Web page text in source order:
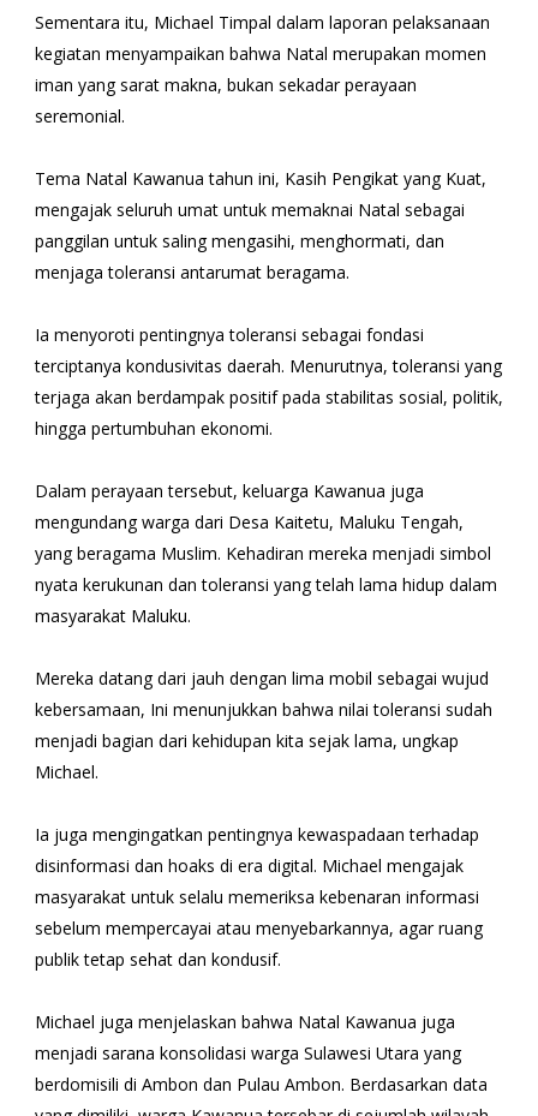
Sementara itu, Michael Timpal dalam laporan pelaksanaan
kegiatan menyampaikan bahwa Natal merupakan momen
iman yang sarat makna, bukan sekadar perayaan
seremonial.
Tema Natal Kawanua tahun ini, Kasih Pengikat yang Kuat,
mengajak seluruh umat untuk memaknai Natal sebagai
panggilan untuk saling mengasihi, menghormati, dan
menjaga toleransi antarumat beragama.
Ia menyoroti pentingnya toleransi sebagai fondasi
terciptanya kondusivitas daerah. Menurutnya, toleransi yang
terjaga akan berdampak positif pada stabilitas sosial, politik,
hingga pertumbuhan ekonomi.
Dalam perayaan tersebut, keluarga Kawanua juga
mengundang warga dari Desa Kaitetu, Maluku Tengah,
yang beragama Muslim. Kehadiran mereka menjadi simbol
nyata kerukunan dan toleransi yang telah lama hidup dalam
masyarakat Maluku.
Mereka datang dari jauh dengan lima mobil sebagai wujud
kebersamaan, Ini menunjukkan bahwa nilai toleransi sudah
menjadi bagian dari kehidupan kita sejak lama, ungkap
Michael.
Ia juga mengingatkan pentingnya kewaspadaan terhadap
disinformasi dan hoaks di era digital. Michael mengajak
masyarakat untuk selalu memeriksa kebenaran informasi
sebelum mempercayai atau menyebarkannya, agar ruang
publik tetap sehat dan kondusif.
Michael juga menjelaskan bahwa Natal Kawanua juga
menjadi sarana konsolidasi warga Sulawesi Utara yang
berdomisili di Ambon dan Pulau Ambon. Berdasarkan data